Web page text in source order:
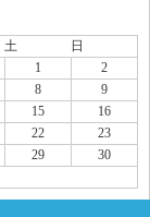
土
日
1
2
8
9
15
16
22
23
29
30